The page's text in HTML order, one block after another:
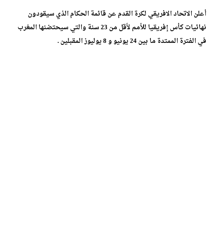
أعلن الاتحاد الافريقي لكرة القدم عن قائمة الحكام الذي سيقودون
نهائيات كأس إفريقيا للأمم لأقل من 23 سنة والتي سيحتضنها المغرب
في الفترة الممتدة ما بين 24 يونيو و 8 يوليوز المقبلين .